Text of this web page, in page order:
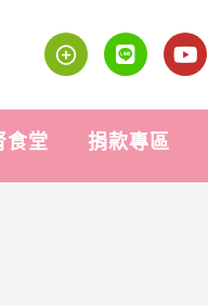
食堂 捐款專區